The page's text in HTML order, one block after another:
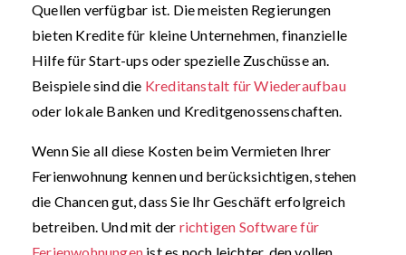
Quellen verfügbar ist. Die meisten Regierungen
bieten Kredite für kleine Unternehmen, finanzielle
Hilfe für Start-ups oder spezielle Zuschüsse an.
Beispiele sind die Kreditanstalt für Wiederaufbau
oder lokale Banken und Kreditgenossenschaften.
Wenn Sie all diese Kosten beim Vermieten Ihrer
Ferienwohnung kennen und berücksichtigen, stehen
die Chancen gut, dass Sie Ihr Geschäft erfolgreich
betreiben. Und mit der richtigen Software für